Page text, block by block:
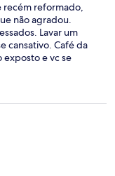
recém reformado,
não agradou.
Lavar um
cansativo. Café da
exposto e vc se
bem servido e